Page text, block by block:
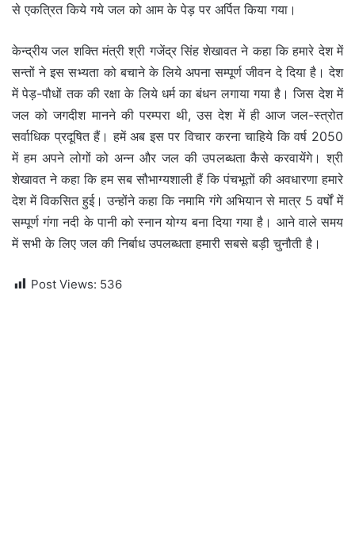
से एकत्रित किये गये जल को आम के पेड़ पर अर्पित किया गया।
केन्द्रीय जल शक्ति मंत्री श्री गजेंद्र सिंह शेखावत ने कहा कि हमारे देश में
सन्तों ने इस सभ्यता को बचाने के लिये अपना सम्पूर्ण जीवन दे दिया है। देश
में पेड़-पौधों तक की रक्षा के लिये धर्म का बंधन लगाया गया है। जिस देश में
जल को जगदीश मानने की परम्परा थी, उस देश में ही आज जल-स्त्रोत
सर्वाधिक प्रदूषित हैं। हमें अब इस पर विचार करना चाहिये कि वर्ष 2050
में हम अपने लोगों को अन्न और जल की उपलब्धता कैसे करवायेंगे। श्री
शेखावत ने कहा कि हम सब सौभाग्यशाली हैं कि पंचभूतों की अवधारणा हमारे
देश में विकसित हुई। उन्होंने कहा कि नमामि गंगे अभियान से मात्र 5 वर्षों में
सम्पूर्ण गंगा नदी के पानी को स्नान योग्य बना दिया गया है। आने वाले समय
में सभी के लिए जल की निर्बाध उपलब्धता हमारी सबसे बड़ी चुनौती है।
Post Views: 536